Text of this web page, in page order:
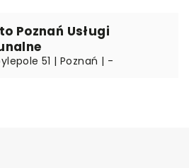
Poznań Usługi
51 | Poznań | -